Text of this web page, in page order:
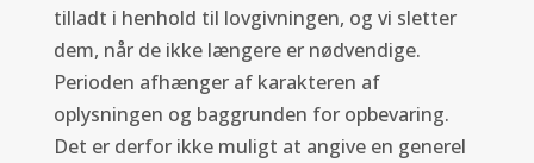
tilladt i henhold til lovgivningen, og vi sletter
dem, når de ikke længere er nødvendige.
Perioden afhænger af karakteren af
oplysningen og baggrunden for opbevaring.
Det er derfor ikke muligt at angive en generel